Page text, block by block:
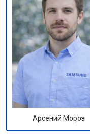
Арсений Мороз